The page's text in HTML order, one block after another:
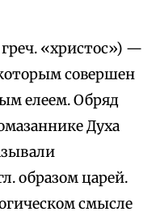
«христос») —
совершен
елеем. Обряд
Духа
образом царей.
смысле